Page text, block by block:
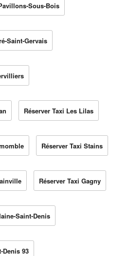
Sous-Bois
Saint-Gervais
Réserver Taxi Les Lilas
Réserver Taxi Stains
Réserver Taxi Gagny
Saint-Denis
Denis 93